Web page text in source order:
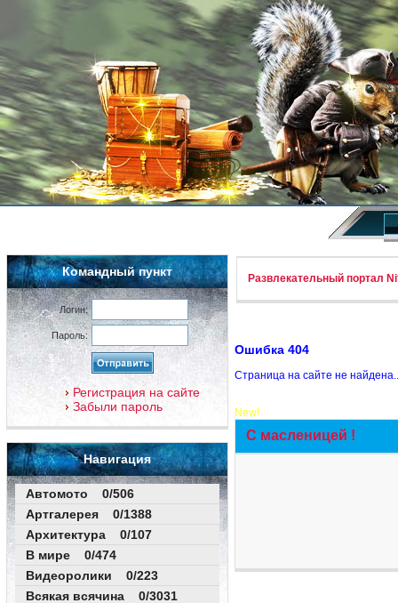
Командный пункт
Логин:
Пароль:
Регистрация на сайте
Забыли пароль
Навигация
Автомото 0/506
Артгалерея 0/1388
Архитектура 0/107
В мире 0/474
Видеоролики 0/223
Всякая всячина 0/3031
Развлекательный портал
Ошибка 404
Страница на сайте не
New!
С масленицей !